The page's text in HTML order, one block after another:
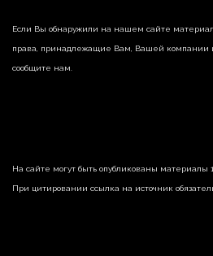
Если Вы обнаружили на нашем сайте
права, принадлежащие Вам, Вашей компании
сообщите нам.
На сайте могут быть опубликованы материалы
При цитировании ссылка на источник